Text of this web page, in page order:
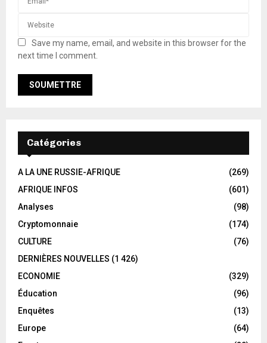
Save my name, email, and website in this browser for the
next time I comment.
Catégories
A LA UNE RUSSIE-AFRIQUE
(269)
AFRIQUE INFOS
(601)
Analyses
(98)
Cryptomonnaie
(174)
CULTURE
(76)
DERNIÈRES NOUVELLES (1 426)
ECONOMIE
(329)
Éducation
(96)
Enquêtes
(13)
Europe
(64)